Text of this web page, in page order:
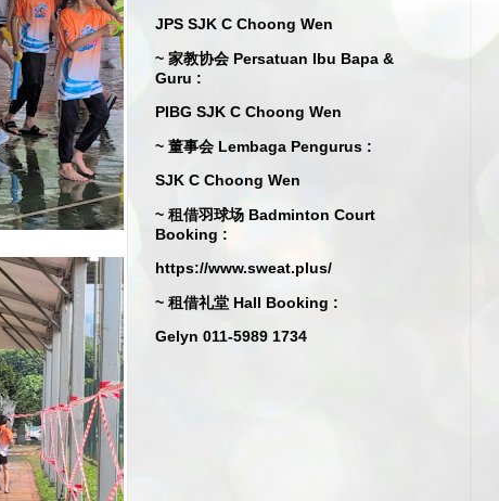
JPS SJK C Choong Wen
~ 家教协会 Persatuan Ibu Bapa &
Guru :
PIBG SJK C Choong Wen
~ 董事会 Lembaga Pengurus :
SJK C Choong Wen
~ 租借羽球场 Badminton Court
Booking :
https://www.sweat.plus/
~ 租借礼堂 Hall Booking :
Gelyn 011-5989 1734